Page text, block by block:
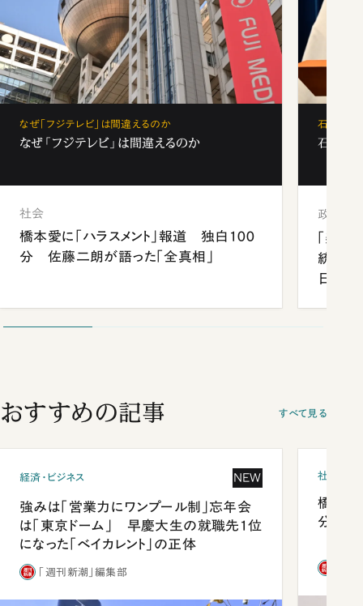
なぜ「フジテレビ」は間違えるのか
なぜ「フジテレビ」は間違えるのか
社会
橋本愛に「ハラスメント」報道 独白100
分 佐藤二朗が語った「全真相」
石破茂、
石破茂
政治
「楽し
統領と
日米
おすすめの記事 すべて見る
経済・ビジネス NEW
強みは「営業力にワンプール制」忘年会
は「東京ドーム」 早慶大生の就職先1位
になった「ベイカレント」の正体
「週刊新潮」編集部
社会
橋本愛
分 佐